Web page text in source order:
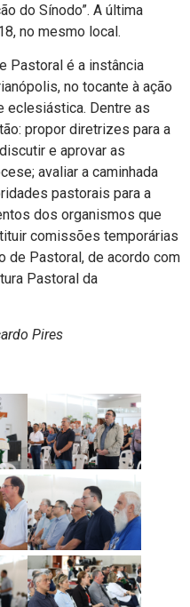
do Sínodo”. A última
no mesmo local.
Pastoral é a instância
no tocante à ação
eclesiástica. Dentre as
propor diretrizes para a
e aprovar as
avaliar a caminhada
pastorais para a
dos organismos que
comissões temporárias
de Pastoral, de acordo com
Pastoral da
Pires